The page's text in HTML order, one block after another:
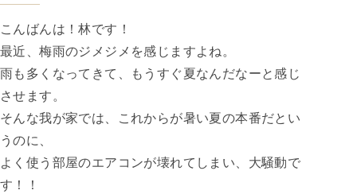
こんばんは！林です！
最近、梅雨のジメジメを感じますよね。
雨も多くなってきて、もうすぐ夏なんだなーと感じ
させます。
そんな我が家では、これからが暑い夏の本番だとい
うのに、
よく使う部屋のエアコンが壊れてしまい、大騒動で
す！！